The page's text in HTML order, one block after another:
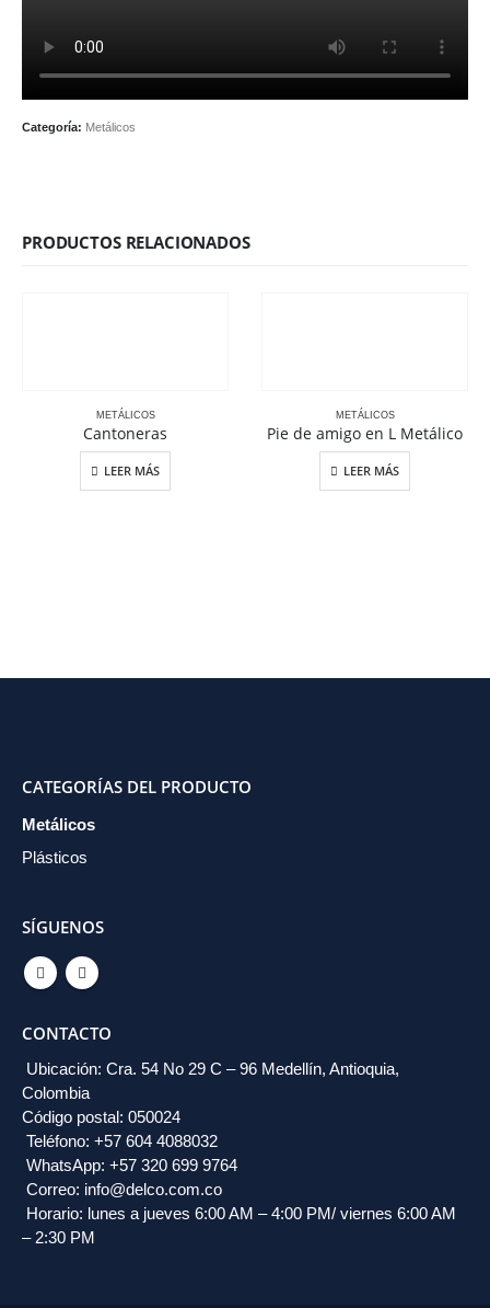
Categoría: Metálicos
PRODUCTOS RELACIONADOS
METÁLICOS
Cantoneras
LEER MÁS
METÁLICOS
Pie de amigo en L Metálico
LEER MÁS
CATEGORÍAS DEL PRODUCTO
Metálicos
Plásticos
SÍGUENOS
CONTACTO
Ubicación: Cra. 54 No 29 C – 96 Medellín, Antioquia,
Colombia
Código postal: 050024
Teléfono: +57 604 4088032
WhatsApp: +57 320 699 9764
Correo: info@delco.com.co
Horario: lunes a jueves 6:00 AM – 4:00 PM/ viernes 6:00 AM
– 2:30 PM